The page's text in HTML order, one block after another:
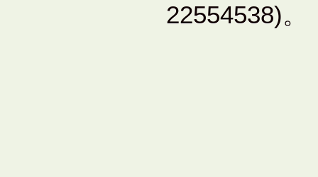
22554538)。